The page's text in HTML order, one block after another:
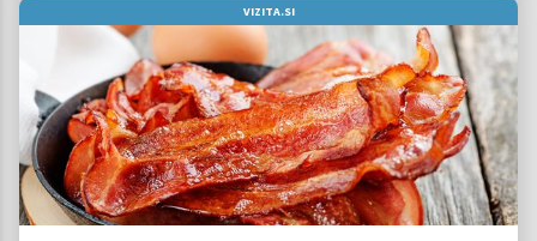
VIZITA.SI